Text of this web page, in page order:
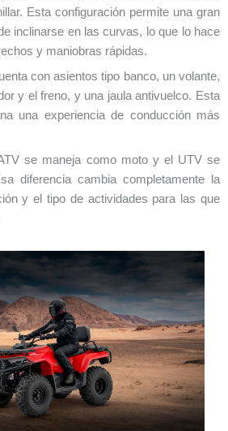
Esta configuración permite una gran
inclinarse en las curvas, lo que lo hace
y maniobras rápidas.
con asientos tipo banco, un volante,
y el freno, y una jaula antivuelco. Esta
una experiencia de conducción más
se maneja como moto y el UTV se
diferencia cambia completamente la
y el tipo de actividades para las que